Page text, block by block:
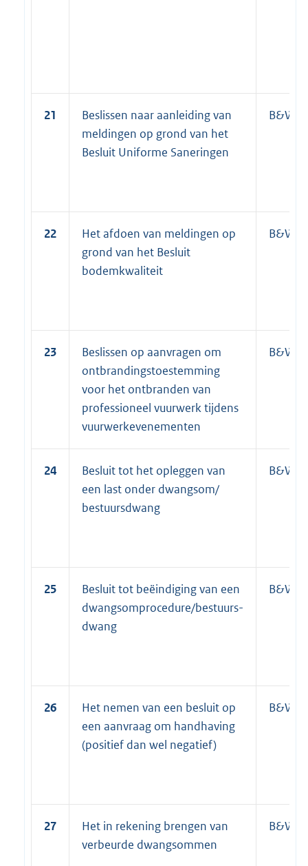
21
Beslissen naar aanleiding van
meldingen op grond van het
Besluit Uniforme Saneringen
B&W
22
Het afdoen van meldingen op
grond van het Besluit
bodemkwaliteit
B&W
23
Beslissen op aanvragen om
ontbrandingstoestemming
voor het ontbranden van
professioneel vuurwerk tijdens
vuurwerkevenementen
B&W
24
Besluit tot het opleggen van
een last onder dwangsom/
bestuursdwang
B&W
25
Besluit tot beëindiging van een
dwangsomprocedure/bestuurs-
dwang
B&W
26
Het nemen van een besluit op
een aanvraag om handhaving
(positief dan wel negatief)
B&W
27
Het in rekening brengen van
verbeurde dwangsommen
B&W